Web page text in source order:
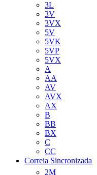
3L
3V
3VX
5V
5VK
5VP
5VX
A
AA
AV
AVX
AX
B
BB
BX
C
CC
Correia Sincronizada
2M